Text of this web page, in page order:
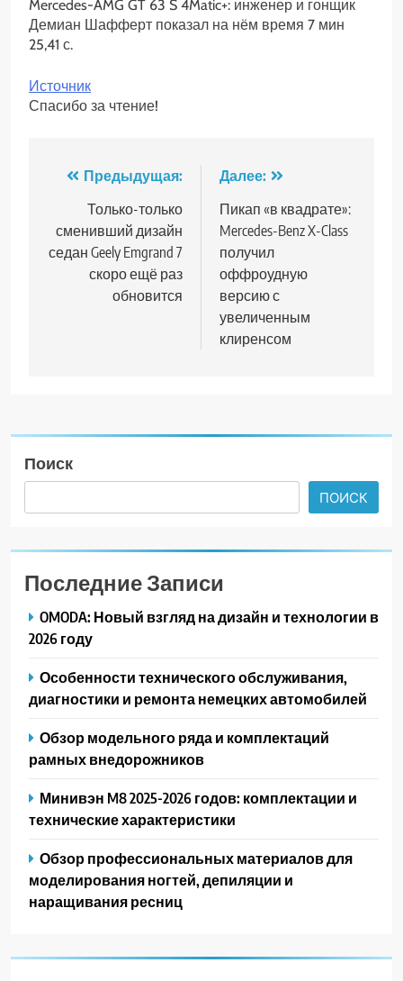
Mercedes-AMG GT 63 S 4Matic+: инженер и гонщик
Демиан Шафферт показал на нём время 7 мин
25,41 с.
Источник
Спасибо за чтение!
Навигация
записям
Предыдущая:
Только-только
сменивший дизайн
седан Geely Emgrand 7
скоро ещё раз
обновится
Далее:
Пикап «в квадрате»:
Mercedes-Benz X-Class
получил
оффроудную
версию с
увеличенным
клиренсом
Поиск
ПОИСК
Последние Записи
OMODA: Новый взгляд на дизайн и технологии в
2026 году
Особенности технического обслуживания,
диагностики и ремонта немецких автомобилей
Обзор модельного ряда и комплектаций
рамных внедорожников
Минивэн M8 2025-2026 годов: комплектации и
технические характеристики
Обзор профессиональных материалов для
моделирования ногтей, депиляции и
наращивания ресниц